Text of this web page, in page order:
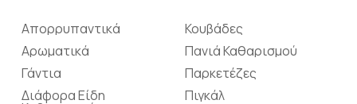
Απορρυπαντικά
Αρωματικά
Γάντια
Διάφορα Είδη
Κουβάδες
Πανιά Καθαρισμού
Παρκετέζες
Πιγκάλ